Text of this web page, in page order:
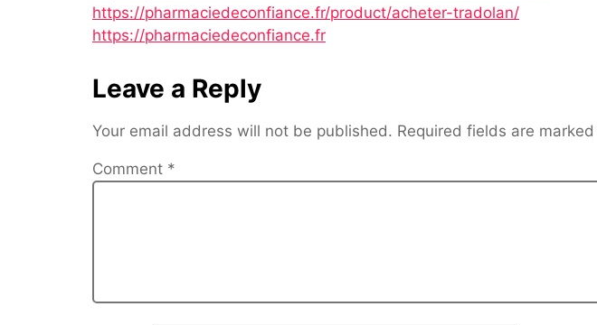
https://pharmaciedeconfiance.fr/product/acheter-tradolan/
https://pharmaciedeconfiance.fr
Leave a Reply
Your email address will not be published. Required fields are marked
Comment *